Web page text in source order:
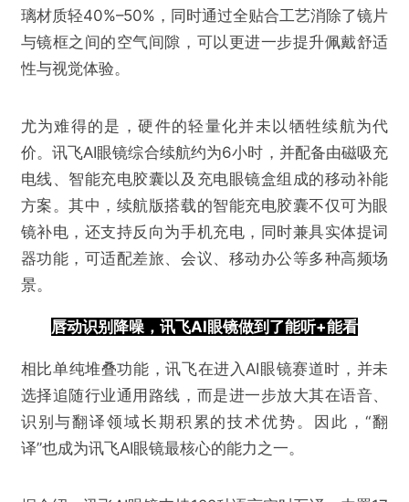
璃材质轻40%–50%，同时通过全贴合工艺消除了镜片
与镜框之间的空气间隙，可以更进一步提升佩戴舒适
性与视觉体验。
尤为难得的是，硬件的轻量化并未以牺牲续航为代
价。讯飞AI眼镜综合续航约为6小时，并配备由磁吸充
电线、智能充电胶囊以及充电眼镜盒组成的移动补能
方案。其中，续航版搭载的智能充电胶囊不仅可为眼
镜补电，还支持反向为手机充电，同时兼具实体提词
器功能，可适配差旅、会议、移动办公等多种高频场
景。
​唇动识别降噪​，讯飞AI眼镜做到了​​能听​​+​​能看
相比单纯堆叠功能，讯飞在进入AI眼镜赛道时，并未
选择追随行业通用路线，而是进一步放大其在语音、
识别与翻译领域长期积累的技术优势。因此，“翻
译”也成为讯飞AI眼镜最核心的能力之一。